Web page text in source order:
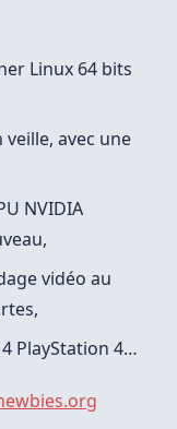
Linux 64 bits
avec une
NVIDIA
vidéo au
PlayStation 4…